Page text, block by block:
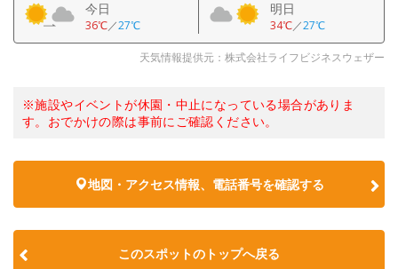
今日
36℃／27℃
明日
34℃／27℃
天気情報提供元：株式会社ライフビジネスウェザー
※施設やイベントが休園・中止になっている場合がありま
す。おでかけの際は事前にご確認ください。
地図・アクセス情報、電話番号を確認する
このスポットのトップへ戻る